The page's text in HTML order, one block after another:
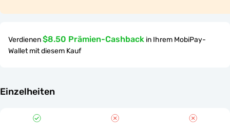
Verdienen$8.50 Prämien-Cashback in Ihrem MobiPay-
Wallet mit diesem Kauf
Einzelheiten